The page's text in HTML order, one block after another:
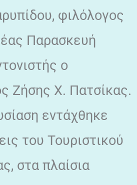
φιλόλογος
Παρασκευή
ο
Ζήσης Χ. Πατσίκας.
εντάχθηκε
του Τουριστικού
στα πλαίσια